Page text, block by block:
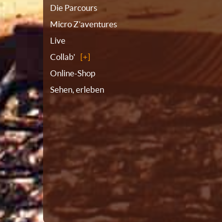
Die Parcours
Micro Z'aventures
Live
Collab'
Online-Shop
Sehen, erleben